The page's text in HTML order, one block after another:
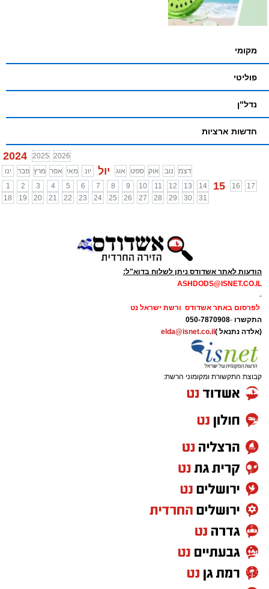
מקומי
פוליטי
נדל"ן
חדשות ארציות
2024 2025 2026
ינו
פבר מרץ אפר מאי יונ יול אוג ספט אוק נוב
דצמ
1
2 3 4 5 6 7 8 9 10 11 12 13 14 15 16
17
18
19 20 21 22 23 24 25 26 27 28 29 30 31
הודעות לאתר אשדודס ניתן לשלוח בדוא"ל:
ASHDODS@ISNET.CO.IL
-
לפרסום באתר אשדודס ורשת ישראל נט
התקשרו -
050-7870908
(אלדה נתנאל ) elda@isnet.co.il
קבוצת התקשורת ומקומוני הרשת: